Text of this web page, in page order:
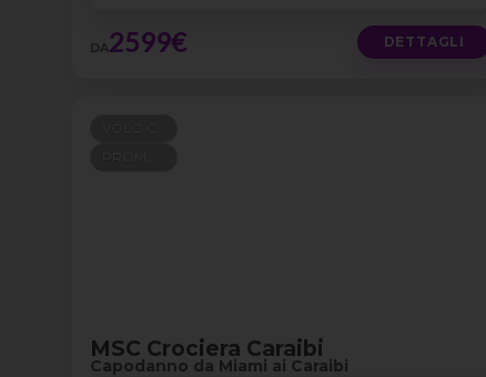
DA 2599€ DETTAGLI
MSC Crociera Caraibi
Capodanno da Miami ai Caraibi